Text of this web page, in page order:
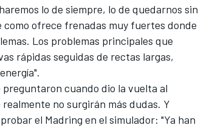
lo de siempre, lo de quedarnos sin
ofrece frenadas muy fuertes donde
Los problemas principales que
rápidas seguidas de rectas largas,
cuando dio la vuelta al
no surgirán más dudas. Y
el Madring en el simulador: "Ya han